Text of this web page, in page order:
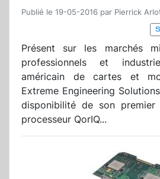
Publié le 19-05-2016 par Pierrick
Présent sur les marchés
professionnels et
américain de cartes et
Extreme Engineering
disponibilité de son premier
processeur QorIQ...